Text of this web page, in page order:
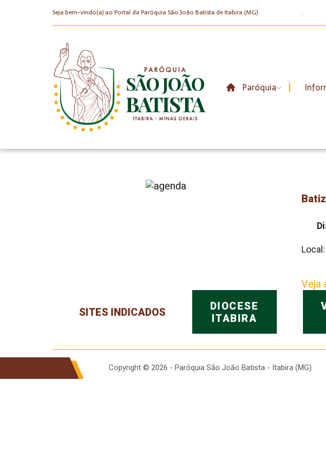
Seja bem-vindo(a) ao Portal da Paróquia São João Batista de Itabira (MG) .
Paróquia
Local:
Veja
SITES INDICADOS
DIOCESE
ITABIRA
Copyright © 2026 - Paróquia São João Batista - Itabira